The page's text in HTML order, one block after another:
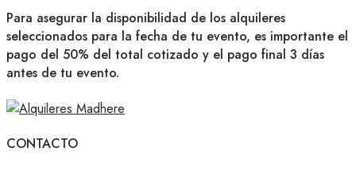
Para asegurar la disponibilidad de los alquileres
seleccionados para la fecha de tu evento, es importante el
pago del 50% del total cotizado y el pago final 3 días
antes de tu evento.
CONTACTO